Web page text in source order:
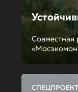
Совместная
СПЕЦПРОЕКТ